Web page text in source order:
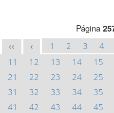
Página
<< < 1 2 3 4
11
12 13 14 15
21
22 23 24 25
31
32 33 34 35
41
42 43 44 45